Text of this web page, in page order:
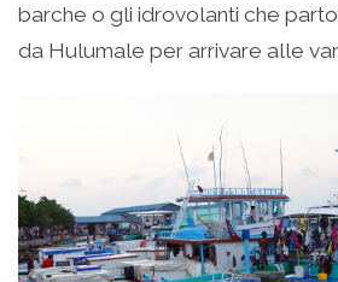
barche o gli idrovolanti che
da Hulumale per arrivare alle